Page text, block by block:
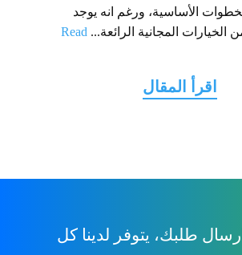
الأساسية، ورغم انه يوجد
الخيارات المجانية الرائعة... Read
طلبك، يتوفر لدينا كل